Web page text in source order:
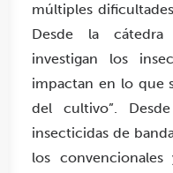
múltiples
Desde la
investigan los
impactan en lo que
del cultivo”.
insecticidas de
los